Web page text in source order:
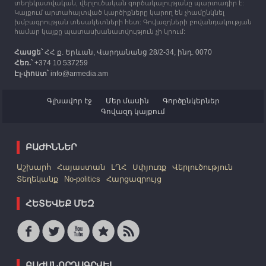
տեղեկատվական, վերլուծական գործակալությանը պարտադիր է:
Կայքում արտահայտված կարծիքները կարող են չհամընկնել
խմբագրության տեսակետների հետ: Գովազդների բովանդակության
համար կայքը պատասխանատվություն չի կրում:
Հասցե՝ՀՀ ք. Երևան, Վարդանանց 28/2-34, ինդ. 0070
Հեռ.՝+374 10 537259
Էլ-փոստ՝info@armedia.am
Գլխավոր էջ Մեր մասին
Գործընկերներ
Գովազդ կայքում
ԲԱԺԻՆՆԵՐ
Աշխարհ Հայաստան ԼՂՀ Սփյուռք
Վերլուծություն
Տեղեկանք
No-politics Հարցազրույց
ՀԵՏԵՎԵՔ ՄԵԶ